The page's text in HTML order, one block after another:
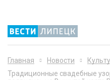
Главная Новости
Традиционные свадебные